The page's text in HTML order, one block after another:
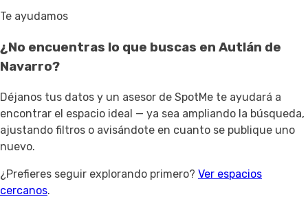
Te ayudamos
¿No encuentras lo que buscas en Autlán de
Navarro?
Déjanos tus datos y un asesor de SpotMe te ayudará a
encontrar el espacio ideal — ya sea ampliando la búsqueda,
ajustando filtros o avisándote en cuanto se publique uno
nuevo.
¿Prefieres seguir explorando primero? Ver espacios
cercanos.